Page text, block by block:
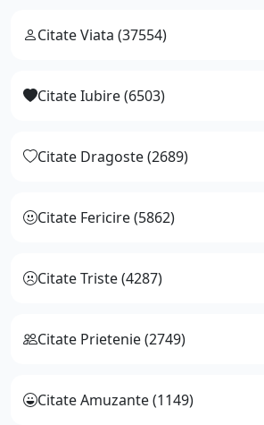
Citate Viata (37554)
Citate Iubire (6503)
Citate Dragoste (2689)
Citate Fericire (5862)
Citate Triste (4287)
Citate Prietenie (2749)
Citate Amuzante (1149)